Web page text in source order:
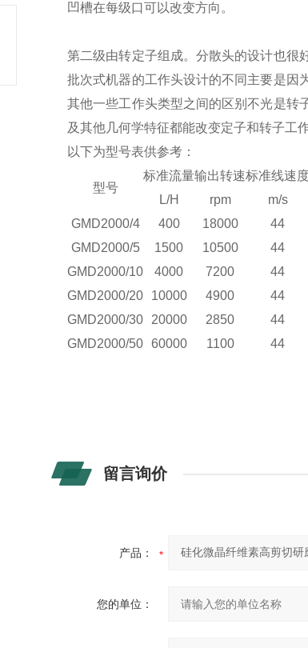
凹槽在每级口可以改变方向。
第二级由转定子组成。分散头的设计也很
批次式机器的工作头设计的不同主要是因
其他一些工作头类型之间的区别不光是转
及其他几何学特征都能改变定子和转子工
以下为型号表供参考：
型号
标准流量
L/H
输出转速
rpm
标准线速
m/s
GMD2000/4 400 18000 44
GMD2000/5
1500 10500 44
GMD2000/10
4000 7200 44
GMD2000/20
10000 4900 44
GMD2000/30
20000 2850 44
GMD2000/50 60000 1100 44
留言询价
产品：
您的单位：